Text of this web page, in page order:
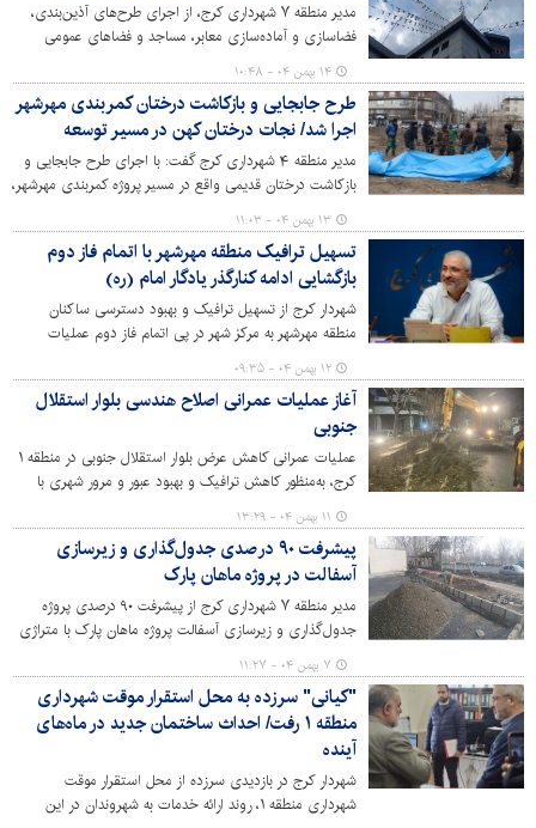
مدیر منطقه ۷ شهرداری کرج، از اجرای طرح‌های آذین‌بندی،
فضاسازی و آماده‌سازی معابر، مساجد و فضاهای عمومی
منطقه همزمان با دهه مبارک فجر و در آستانه نیمه شعبان خبر
داد و گفت: این اقدامات با هدف ایجاد نشاط اجتماعی و
فضایی شاد و معنوی برای شهروندان انجام شده است.
۱۴ بهمن ۰۴ - ۱۰:۴۸
طرح جابجایی و بازکاشت درختان کمربندی مهرشهر
اجرا شد/ نجات درختان کهن در مسیر توسعه
مدیر منطقه ۴ شهرداری کرج گفت: با اجرای طرح جابجایی و
بازکاشت درختان قدیمی واقع در مسیر پروژه کمربندی مهرشهر،
گام بلندی به منظور حفظ سرمایه‌های سبز همزمان با توسعه
عمرانی برداشته شد. این اقدام با هدف کاهش اثرات
زیست‌محیطی و پاسداری از درختان به عنوان میراث طبیعی
صورت گرفته است.
۱۳ بهمن ۰۴ - ۱۱:۰۳
تسهیل ترافیک منطقه مهرشهر با اتمام فاز دوم
بازگشایی ادامه کنارگذر یادگار امام (ره)
شهردار کرج از تسهیل ترافیک و بهبود دسترسی ساکنان
منطقه مهرشهر به مرکز شهر در پی اتمام فاز دوم عملیات
بازگشایی ادامه کنارگذر یادگار امام (ره) تا خیابان شهید مسیح
پاکدل خبر داد و توضیحاتی را در خصوص طولانی شدن این
روند ارائه کرد.
۱۲ بهمن ۰۴ - ۰۹:۳۵
آغاز عملیات عمرانی اصلاح هندسی بلوار استقلال
جنوبی
عملیات عمرانی کاهش عرض بلوار استقلال جنوبی در منطقه ۱
کرج، به‌منظور کاهش ترافیک و بهبود عبور و مرور شهری با
اجرای عملیات جدول‌گذاری به طول یک هزار متر، آغاز شد.
۱۱ بهمن ۰۴ - ۱۳:۲۹
پیشرفت ۹۰ درصدی جدول‌گذاری و زیرسازی
آسفالت در پروژه ماهان پارک
مدیر منطقه ۷ شهرداری کرج از پیشرفت ۹۰ درصدی پروژه
جدول‌گذاری و زیرسازی آسفالت پروژه ماهان پارک با متراژی
زیرسازی و آسفالت خبر داد.
۷ بهمن ۰۴ - ۱۱:۲۷
"کیانی" سرزده به محل استقرار موقت شهرداری
منطقه ۱ رفت/ احداث ساختمان جدید در ماه‌های
آینده
شهردار کرج در بازدیدی سرزده از محل استقرار موقت
شهرداری منطقه ۱، روند ارائه خدمات به شهروندان در این